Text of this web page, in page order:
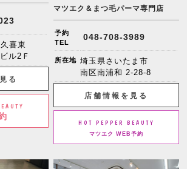
喜東
ル2Ｆ
る
マツエク＆まつ毛パーマ専門店
予約
TEL
048-708-3989
所在地 埼玉県さいたま市
南区南浦和 2-28-8
店舗情報を見る
HOT PEPPER BEAUTY
マツエク WEB予約